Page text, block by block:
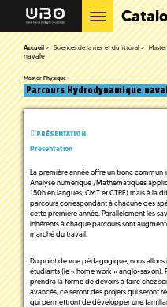
Accueil Sciences de la mer et du littoral Master
navale
Master Physique
Parcours Hydrodynamique
PRÉSENTATION
Présentation
La première année offre un tronc
Analyse numérique /Mathématiques
150h en langues, CMT et CTRE) mais à la
parcours correspondant à chacune des
cette première année. Parallèlement les
inhérents à chaque parcours sont
marché du travail.
Du point de vue pédagogique, nous
étudiants (le « home work » anglo-saxon).
prendra la forme de devoirs à faire chez
avancés, ce seront des projets qui seront
qui permettront de développer une